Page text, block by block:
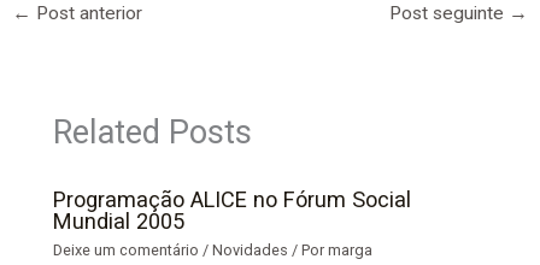
← Post anterior Post seguinte →
Related Posts
Programação ALICE no Fórum Social
Mundial 2005
Deixe um comentário /Novidades / Pormarga